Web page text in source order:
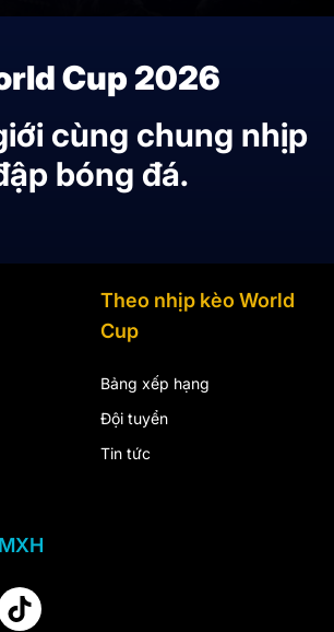
Cup 2026
cùng chung nhịp
bóng đá.
Theo nhịp kèo World
Cup
Bảng xếp hạng
Đội tuyển
Tin tức